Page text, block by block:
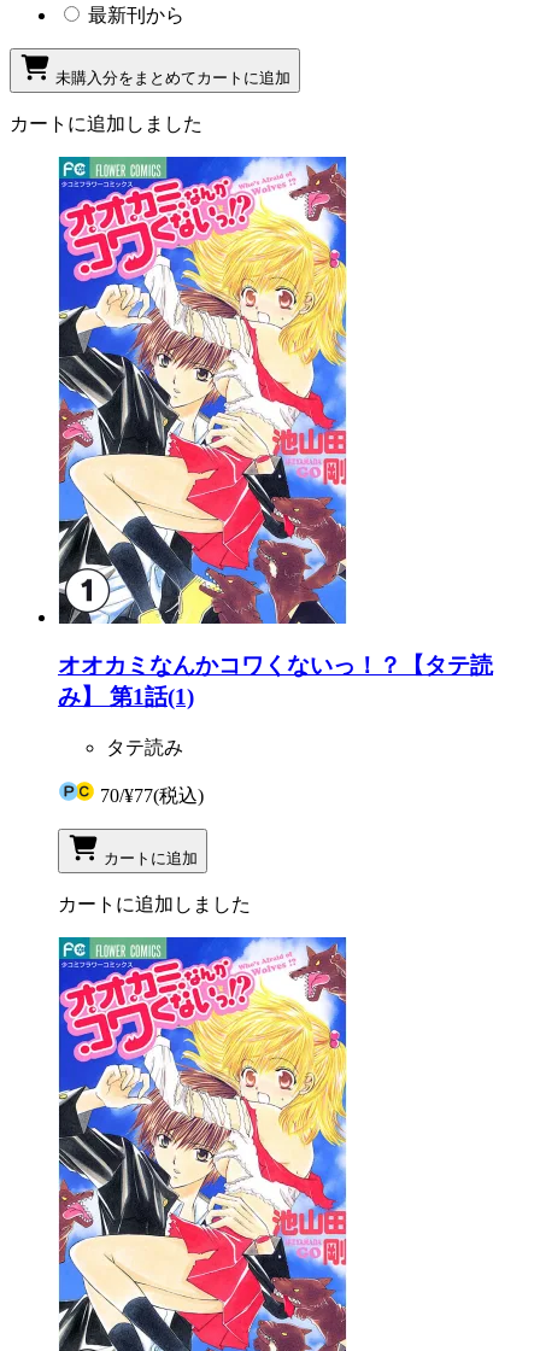
最新刊から
未購入分をまとめてカートに追加
カートに追加しました
オオカミなんかコワくないっ！？【タテ読
み】 第1話(1)
タテ読み
70/¥77(税込)
カートに追加
カートに追加しました